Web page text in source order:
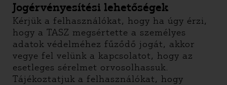
Jogérvényesítési lehetőségek
Kérjük a felhasználókat, hogy ha úgy érzi,
hogy a TASZ megsértette a személyes
adatok védelméhez fűződő jogát, akkor
vegye fel velünk a kapcsolatot, hogy az
esetleges sérelmet orvosolhassuk.
Tájékoztatjuk a felhasználókat, hogy